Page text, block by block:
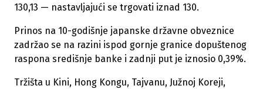
130,13 — nastavljajući se trgovati iznad 130.
Prinos na 10-godišnje japanske državne obveznice
zadržao se na razini ispod gornje granice dopuštenog
raspona središnje banke i zadnji put je iznosio 0,39%.
Tržišta u Kini, Hong Kongu, Tajvanu, Južnoj Koreji,